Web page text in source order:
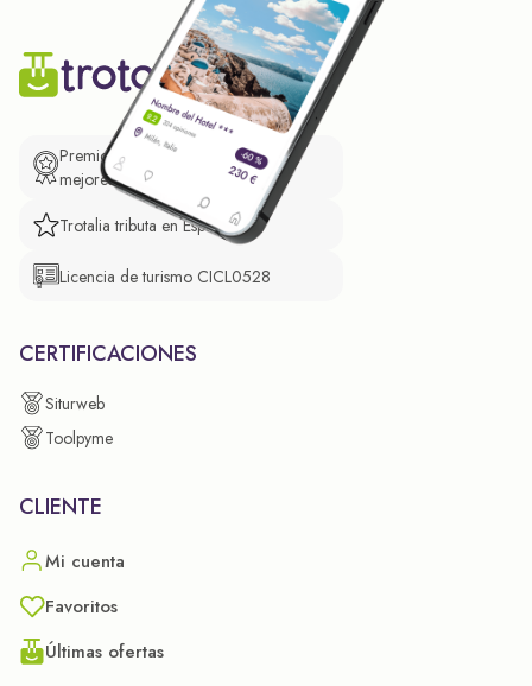
Premio de El Confidencial a las
mejores prácticas empresariales.
Trotalia tributa en España
Licencia de turismo CICL0528
CERTIFICACIONES
Siturweb
Toolpyme
CLIENTE
Mi cuenta
Favoritos
Últimas ofertas